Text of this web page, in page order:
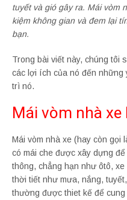
tuyết và gió gây ra. Mái vòm
kiệm không gian và đem lại
bạn.
Trong bài viết này, chúng tôi
các lợi ích của nó đến những
trì nó.
Mái vòm nhà xe
Mái vòm nhà xe (hay còn gọi
có mái che được xây dựng
thông, chẳng hạn như ôtô,
thời tiết như mưa, nắng,
thường được thiet kế để